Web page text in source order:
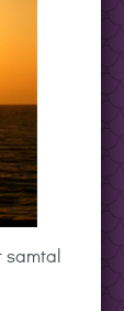
samtal